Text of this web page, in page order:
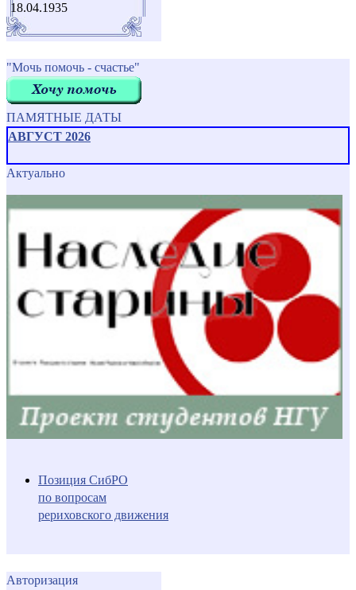
18.04.1935
"Мочь помочь - счастье"
ПАМЯТНЫЕ ДАТЫ
АВГУСТ 2026
Актуально
Позиция СибРО
по вопросам
рериховского движения
Авторизация